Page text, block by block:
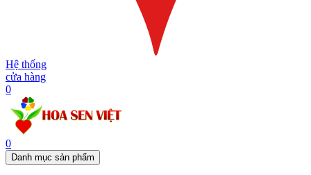
Hệ thống
cửa hàng
0
0
Danh mục sản phẩm